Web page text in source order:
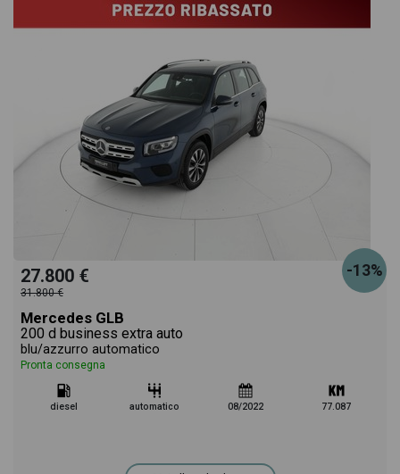
-13%
27.800 €
31.800 €
Mercedes GLB
200 d business extra auto
blu/azzurro automatico
Pronta consegna
diesel automatico 08/2022 77.087